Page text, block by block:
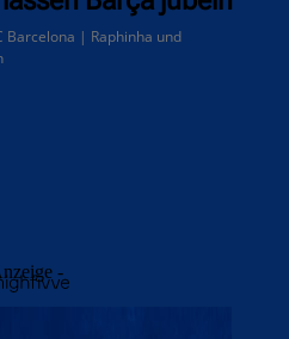
Barcelona | Raphinha und
-